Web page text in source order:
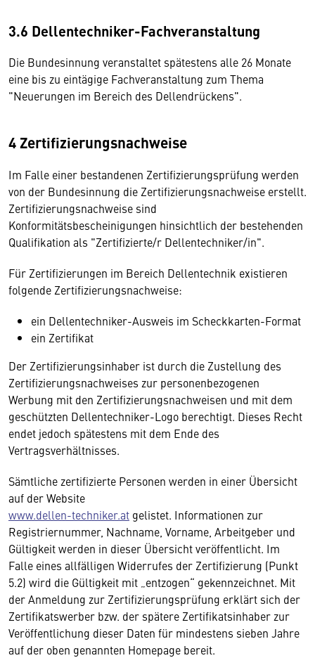
3.6 Dellentechniker-Fachveranstaltung
Die Bundesinnung veranstaltet spätestens alle 26 Monate
eine bis zu eintägige Fachveranstaltung zum Thema
"Neuerungen im Bereich des Dellendrückens".
4 Zertifizierungsnachweise
Im Falle einer bestandenen Zertifizierungsprüfung werden
von der Bundesinnung die Zertifizierungsnachweise erstellt.
Zertifizierungsnachweise sind
Konformitätsbescheinigungen hinsichtlich der bestehenden
Qualifikation als "Zertifizierte/r Dellentechniker/in".
Für Zertifizierungen im Bereich Dellentechnik existieren
folgende Zertifizierungsnachweise:
ein Dellentechniker-Ausweis im Scheckkarten-Format
ein Zertifikat
Der Zertifizierungsinhaber ist durch die Zustellung des
Zertifizierungsnachweises zur personenbezogenen
Werbung mit den Zertifizierungsnachweisen und mit dem
geschützten Dellentechniker-Logo berechtigt. Dieses Recht
endet jedoch spätestens mit dem Ende des
Vertragsverhältnisses.
Sämtliche zertifizierte Personen werden in einer Übersicht
auf der Website
www.dellen-techniker.at gelistet. Informationen zur
Registriernummer, Nachname, Vorname, Arbeitgeber und
Gültigkeit werden in dieser Übersicht veröffentlicht. Im
Falle eines allfälligen Widerrufes der Zertifizierung (Punkt
5.2) wird die Gültigkeit mit „entzogen“ gekennzeichnet. Mit
der Anmeldung zur Zertifizierungsprüfung erklärt sich der
Zertifikatswerber bzw. der spätere Zertifikatsinhaber zur
Veröffentlichung dieser Daten für mindestens sieben Jahre
auf der oben genannten Homepage bereit.